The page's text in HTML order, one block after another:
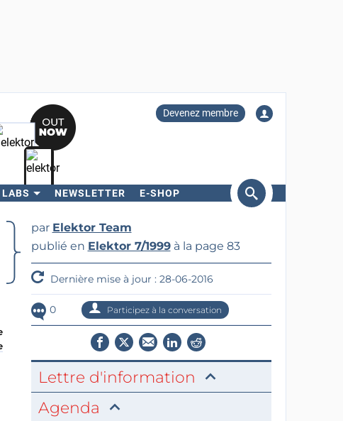
Devenez membre
LABS NEWSLETTER E-SHOP
Rechercher
par Elektor Team
publié en Elektor 7/1999à la page 83
Dernière mise à jour : 28-06-2016
0 Participez à la conversation
Lettre d'information
Agenda